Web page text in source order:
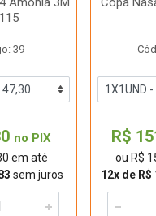
39
no PIX
em até
sem juros
R$
ou R$
12x de R$